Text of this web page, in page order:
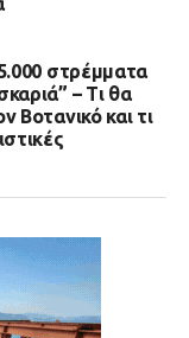
στρέμματα
– Τι θα
Βοτανικό και τι